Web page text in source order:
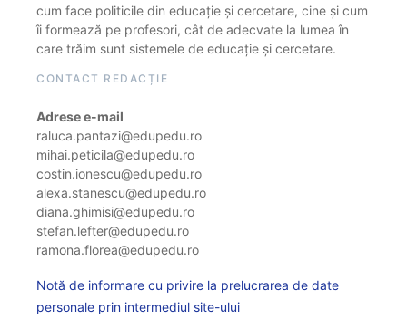
cum face politicile din educație și cercetare, cine și cum
îi formează pe profesori, cât de adecvate la lumea în
care trăim sunt sistemele de educație și cercetare.
CONTACT REDACȚIE
Adrese e-mail
raluca.pantazi@edupedu.ro
mihai.peticila@edupedu.ro
costin.ionescu@edupedu.ro
alexa.stanescu@edupedu.ro
diana.ghimisi@edupedu.ro
stefan.lefter@edupedu.ro
ramona.florea@edupedu.ro
Notă de informare cu privire la prelucrarea de date
personale prin intermediul site-ului